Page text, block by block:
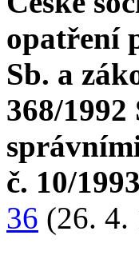
opatření
Sb. a
368/
č. 10/
36 (26. 4.